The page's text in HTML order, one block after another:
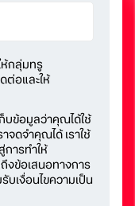
ห้กลุ่มทรู
ต่อและให้
บข้อมูลว่าคุณได้ใช้
จดจำคุณได้ เราใช้
ารทำให้
งข้อเสนอทางการ
เงื่อนไขความเป็น